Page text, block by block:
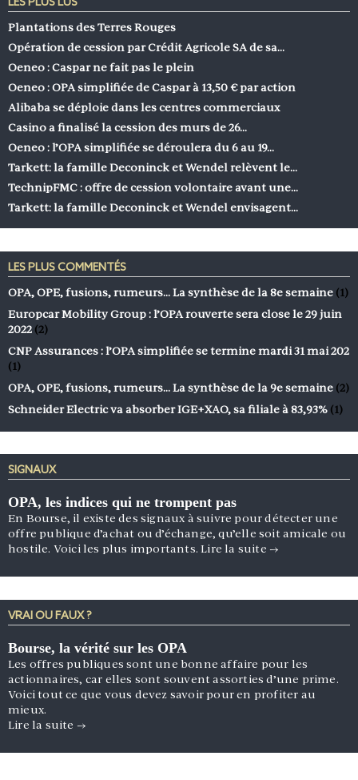
LES PLUS LUS
Plantations des Terres Rouges
Opération de cession par Crédit Agricole SA de sa…
Oeneo : Caspar ne fait pas le plein
Oeneo : OPA simplifiée de Caspar à 13,50 € par action
Alibaba se déploie dans les centres commerciaux
Casino a finalisé la cession des murs de 26…
Oeneo : l’OPA simplifiée se déroulera du 6 au 19…
Tarkett: la famille Deconinck et Wendel relèvent le…
TechnipFMC : offre de cession volontaire avant une…
Tarkett: la famille Deconinck et Wendel envisagent…
LES PLUS COMMENTÉS
OPA, OPE, fusions, rumeurs… La synthèse de la 8e semaine (1)
Europcar Mobility Group : l’OPA rouverte sera close le 29 juin
2022 (2)
CNP Assurances : l’OPA simplifiée se termine mardi 31 mai 202
(1)
OPA, OPE, fusions, rumeurs… La synthèse de la 9e semaine (2)
Schneider Electric va absorber IGE+XAO, sa filiale à 83,93% (1)
SIGNAUX
OPA, les indices qui ne trompent pas
En Bourse, il existe des signaux à suivre pour détecter une
offre publique d’achat ou d’échange, qu’elle soit amicale ou
hostile. Voici les plus importants.Lire la suite →
VRAI OU FAUX ?
Bourse, la vérité sur les OPA
Les offres publiques sont une bonne affaire pour les
actionnaires, car elles sont souvent assorties d’une prime.
Voici tout ce que vous devez savoir pour en profiter au
mieux.
Lire la suite →